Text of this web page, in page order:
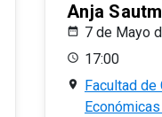
Anja
7 de Mayo
17:00
Facultad de